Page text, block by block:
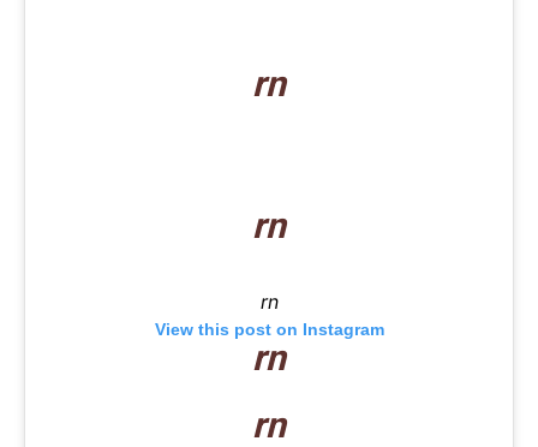
rn
rn
rn
View this post on Instagram
rn
rn